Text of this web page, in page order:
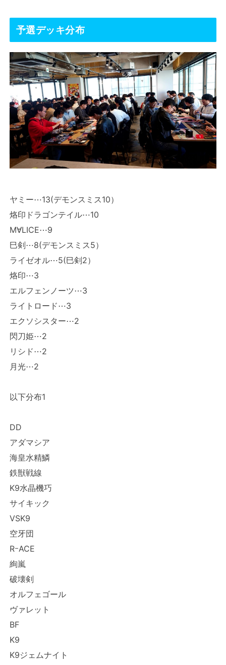
予選デッキ分布
ヤミー⋯13(デモンスミス10）
烙印ドラゴンテイル⋯10
M∀LICE⋯9
巳剣⋯8(デモンスミス5）
ライゼオル⋯5(巳剣2）
烙印⋯3
エルフェンノーツ⋯3
ライトロード⋯3
エクソシスター⋯2
閃刀姫⋯2
リシド⋯2
月光⋯2
以下分布1
DD
アダマシア
海皇水精鱗
鉄獣戦線
K9水晶機巧
サイキック
VSK9
空牙団
RｰACE
絢嵐
破壊剣
オルフェゴール
ヴァレット
BF
K9
K9ジェムナイト